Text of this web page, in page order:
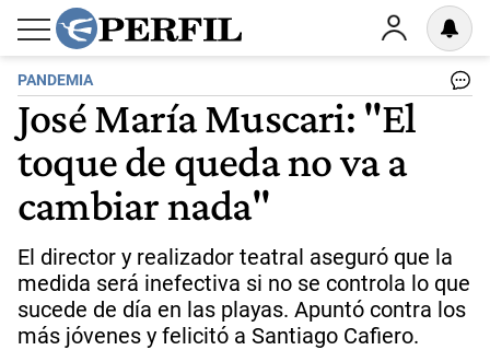
PANDEMIA
José María Muscari: "El
toque de queda no va a
cambiar nada"
El director y realizador teatral aseguró que la
medida será inefectiva si no se controla lo que
sucede de día en las playas. Apuntó contra los
más jóvenes y felicitó a Santiago Cafiero.